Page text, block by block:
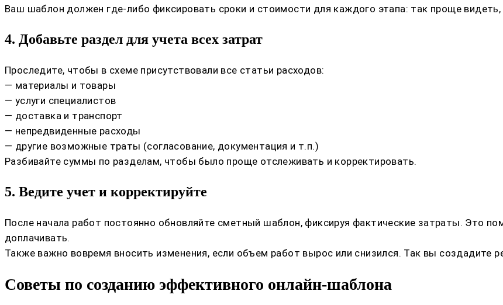
Ваш шаблон должен где-либо фиксировать сроки и стоимости для каждого этапа: так проще
4. Добавьте раздел для учета всех затрат
Проследите, чтобы в схеме присутствовали все статьи расходов:
— материалы и товары
— услуги специалистов
— доставка и транспорт
— непредвиденные расходы
— другие возможные траты (согласование, документация и т.п.)
Разбивайте суммы по разделам, чтобы было проще отслеживать и корректировать.
5. Ведите учет и корректируйте
После начала работ постоянно обновляйте сметный шаблон, фиксируя фактические затраты. Это
доплачивать.
Также важно вовремя вносить изменения, если объем работ вырос или снизился. Так вы создадите
Советы по созданию эффективного онлайн-шаблона